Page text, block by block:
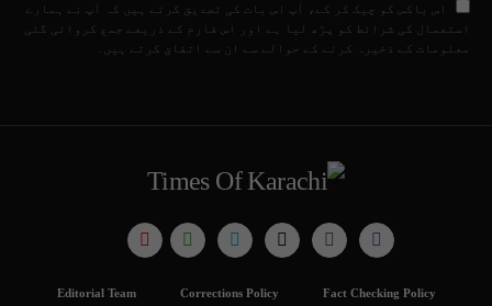
اس باکس کو چیک کر کے، آپ اس بات کی تصدیق کرتے ہیں کہ آپ نے ہمارے
استعمال کی شرائط کو پڑھ لیا ہے اور اس فارم کے ذریعے جمع کروائی گئی
معلومات کے ذخیرہ کرنے کے حوالے سے ان سے اتفاق کرتے ہیں۔
Fact Checking Policy
Corrections Policy
Editorial Team